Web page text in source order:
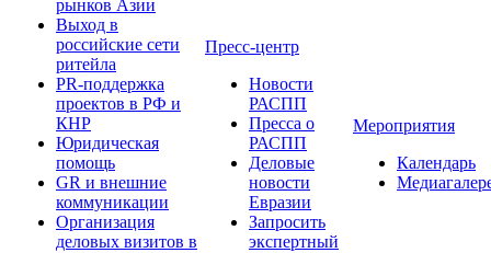
рынков Азии
Выход в
российские сети
ритейла
PR-поддержка
проектов в РФ и
КНР
Юридическая
помощь
GR и внешние
коммуникации
Организация
деловых визитов в
Пресс-центр
Новости
РАСПП
Пресса о
РАСПП
Деловые
новости
Евразии
Запросить
экспертный
Мероприятия
Календарь